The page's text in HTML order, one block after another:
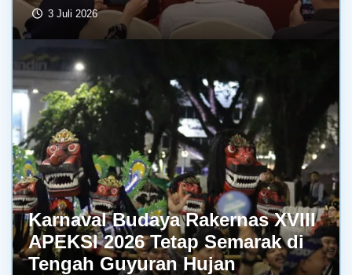
3 Juli 2026
Karnaval Budaya Rakernas XVIII
APEKSI 2026 Tetap Semarak di
Tengah Guyuran Hujan